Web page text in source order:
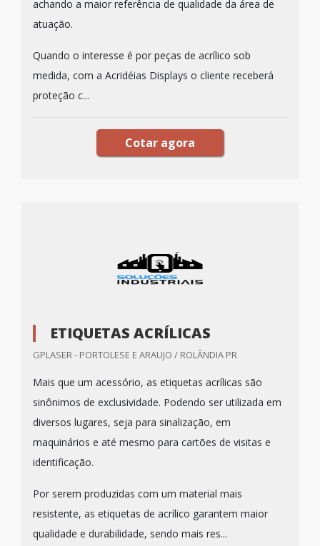
achando a maior referência de qualidade da área de
atuação.
Quando o interesse é por peças de acrílico sob
medida, com a Acridéias Displays o cliente receberá
proteção c...
Cotar agora
ETIQUETAS ACRÍLICAS
GPLASER - PORTOLESE E ARAUJO / ROLÂNDIA PR
Mais que um acessório, as etiquetas acrílicas são
sinônimos de exclusividade. Podendo ser utilizada em
diversos lugares, seja para sinalização, em
maquinários e até mesmo para cartões de visitas e
identificação.
Por serem produzidas com um material mais
resistente, as etiquetas de acrílico garantem maior
qualidade e durabilidade, sendo mais res...